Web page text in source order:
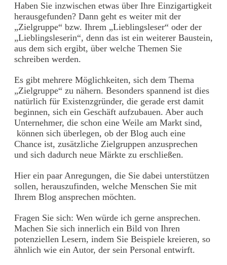
Haben Sie inzwischen etwas über Ihre Einzigartigkeit
herausgefunden? Dann geht es weiter mit der
„Zielgruppe“ bzw. Ihrem „Lieblingsleser“ oder der
„Lieblingsleserin“, denn das ist ein weiterer Baustein,
aus dem sich ergibt, über welche Themen Sie
schreiben werden.
Es gibt mehrere Möglichkeiten, sich dem Thema
„Zielgruppe“ zu nähern. Besonders spannend ist dies
natürlich für Existenzgründer, die gerade erst damit
beginnen, sich ein Geschäft aufzubauen. Aber auch
Unternehmer, die schon eine Weile am Markt sind,
können sich überlegen, ob der Blog auch eine
Chance ist, zusätzliche Zielgruppen anzusprechen
und sich dadurch neue Märkte zu erschließen.
Hier ein paar Anregungen, die Sie dabei unterstützen
sollen, herauszufinden, welche Menschen Sie mit
Ihrem Blog ansprechen möchten.
Fragen Sie sich: Wen würde ich gerne ansprechen.
Machen Sie sich innerlich ein Bild von Ihren
potenziellen Lesern, indem Sie Beispiele kreieren, so
ähnlich wie ein Autor, der sein Personal entwirft.